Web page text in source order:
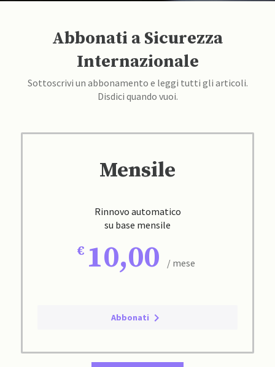
Abbonati a Sicurezza
Internazionale
Sottoscrivi un abbonamento e leggi tutti gli articoli.
Disdici quando vuoi.
Mensile
Rinnovo automatico
su base mensile
10,00 / mese
Abbonati